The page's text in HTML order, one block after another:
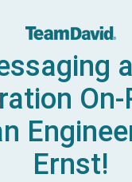
On-
Ernst!